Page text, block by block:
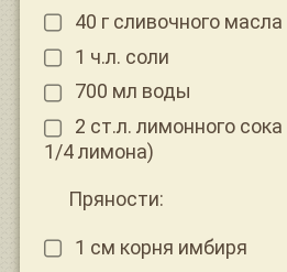
40 г сливочного масла
1 ч.л. соли
700 мл воды
2 ст.л. лимонного
1/4 лимона)
Пряности:
1 см корня имбиря